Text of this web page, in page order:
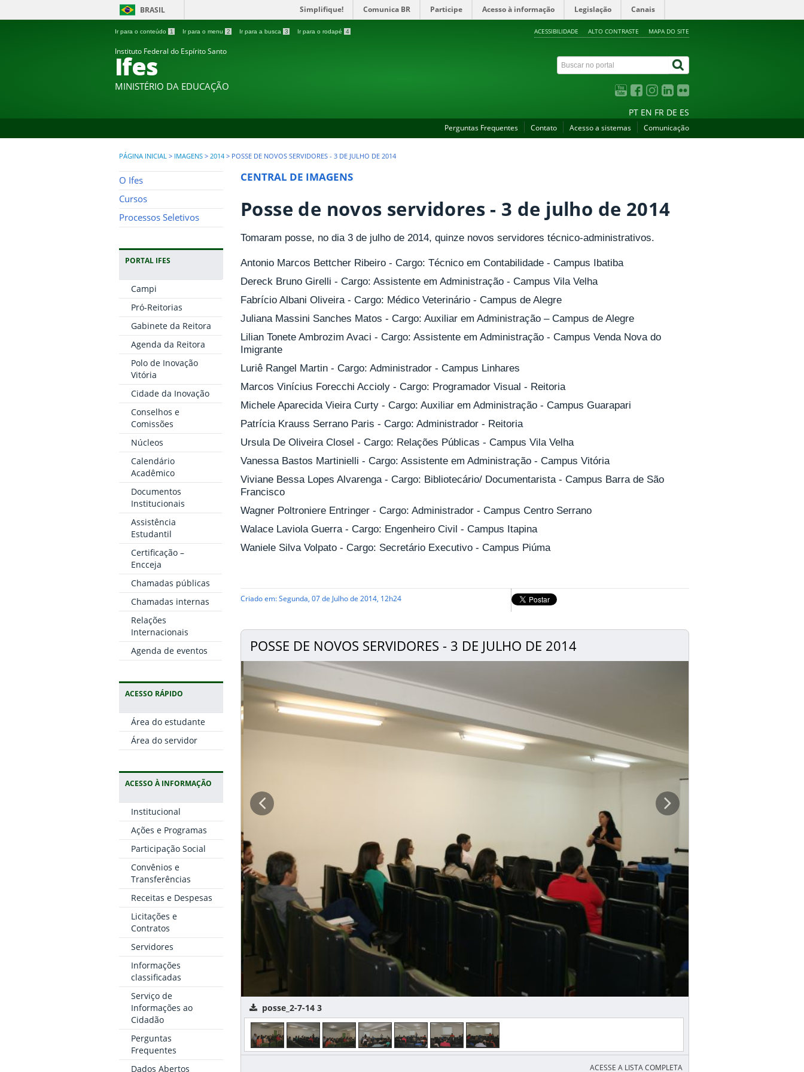
BRASIL Simplifique! Comunica BR Participe Acesso à informação Legislação Canais
Ir para o conteúdo 1 Ir para o menu 2 Ir para a busca 3 Ir para o rodapé 4 ACESSIBILIDADE ALTO CONTRASTE MAPA DO SITE
Instituto Federal do Espírito Santo
Ifes
MINISTÉRIO DA EDUCAÇÃO
PT EN FR DE ES
Perguntas Frequentes Contato Acesso a sistemas Comunicação
PÁGINA INICIAL > IMAGENS > 2014 > POSSE DE NOVOS SERVIDORES - 3 DE JULHO DE 2014
O Ifes
Cursos
Processos Seletivos
PORTAL IFES
Campi
Pró-Reitorias
Gabinete da Reitora
Agenda da Reitora
Polo de Inovação
Vitória
Cidade da Inovação
Conselhos e
Comissões
Núcleos
Calendário
Acadêmico
Documentos
Institucionais
Assistência
Estudantil
Certificação –
Encceja
Chamadas públicas
Chamadas internas
Relações
Internacionais
Agenda de eventos
ACESSO RÁPIDO
Área do estudante
Área do servidor
ACESSO À INFORMAÇÃO
Institucional
Ações e Programas
Participação Social
Convênios e
Transferências
Receitas e Despesas
Licitações e
Contratos
Servidores
Informações
classificadas
Serviço de
Informações ao
Cidadão
Perguntas
Frequentes
Dados Abertos
CENTRAL DE IMAGENS
Posse de novos servidores - 3 de julho de 2014
Tomaram posse, no dia 3 de julho de 2014, quinze novos servidores técnico-administrativos.
Antonio Marcos Bettcher Ribeiro - Cargo: Técnico em Contabilidade - Campus Ibatiba
Dereck Bruno Girelli - Cargo: Assistente em Administração - Campus Vila Velha
Fabrício Albani Oliveira - Cargo: Médico Veterinário - Campus de Alegre
Juliana Massini Sanches Matos - Cargo: Auxiliar em Administração – Campus de Alegre
Lilian Tonete Ambrozim Avaci - Cargo: Assistente em Administração - Campus Venda Nova do
Imigrante
Luriê Rangel Martin - Cargo: Administrador - Campus Linhares
Marcos Vinícius Forecchi Accioly - Cargo: Programador Visual - Reitoria
Michele Aparecida Vieira Curty - Cargo: Auxiliar em Administração - Campus Guarapari
Patrícia Krauss Serrano Paris - Cargo: Administrador - Reitoria
Ursula De Oliveira Closel - Cargo: Relações Públicas - Campus Vila Velha
Vanessa Bastos Martinielli - Cargo: Assistente em Administração - Campus Vitória
Viviane Bessa Lopes Alvarenga - Cargo: Bibliotecário/ Documentarista - Campus Barra de São
Francisco
Wagner Poltroniere Entringer - Cargo: Administrador - Campus Centro Serrano
Walace Laviola Guerra - Cargo: Engenheiro Civil - Campus Itapina
Waniele Silva Volpato - Cargo: Secretário Executivo - Campus Piúma
Criado em: Segunda, 07 de Julho de 2014, 12h24
POSSE DE NOVOS SERVIDORES - 3 DE JULHO DE 2014
posse_2-7-14 3
ACESSE A LISTA COMPLETA